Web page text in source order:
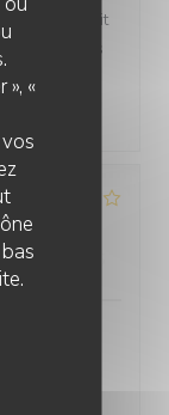
«
au bruit
les cocktails
Nous
/ Prix
de
choix de